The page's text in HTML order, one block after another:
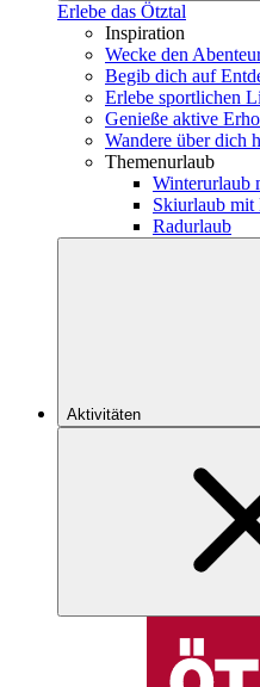
Erlebe das Ötztal
Inspiration
Wecke den
Begib dich auf
Erlebe sportlichen
Genieße aktive
Wandere über dich
Themenurlaub
Winterurlaub
Skiurlaub mit
Radurlaub
Aktivitäten